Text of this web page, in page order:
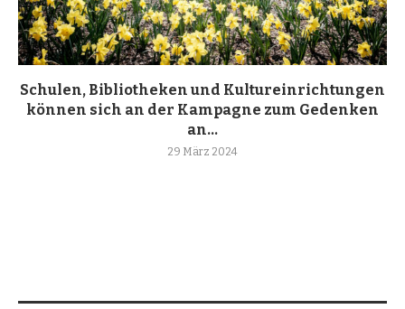
Schulen, Bibliotheken und Kultureinrichtungen
können sich an der Kampagne zum Gedenken
an...
29 März 2024